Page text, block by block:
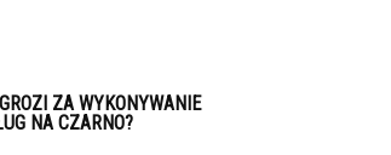
ZA WYKONYWANIE
NA CZARNO?